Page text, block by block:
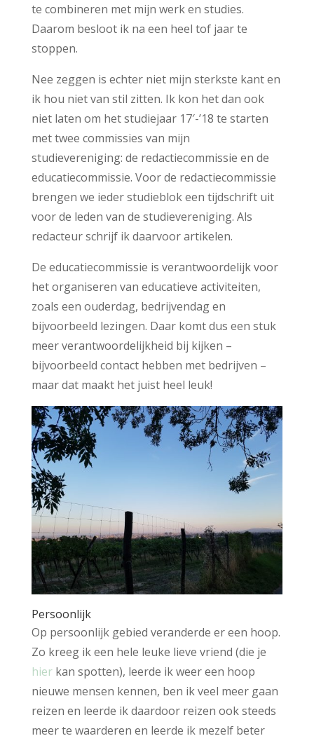
te combineren met mijn werk en studies.
Daarom besloot ik na een heel tof jaar te
stoppen.
Nee zeggen is echter niet mijn sterkste kant en
ik hou niet van stil zitten. Ik kon het dan ook
niet laten om het studiejaar 17′-’18 te starten
met twee commissies van mijn
studievereniging: de redactiecommissie en de
educatiecommissie. Voor de redactiecommissie
brengen we ieder studieblok een tijdschrift uit
voor de leden van de studievereniging. Als
redacteur schrijf ik daarvoor artikelen.
De educatiecommissie is verantwoordelijk voor
het organiseren van educatieve activiteiten,
zoals een ouderdag, bedrijvendag en
bijvoorbeeld lezingen. Daar komt dus een stuk
meer verantwoordelijkheid bij kijken –
bijvoorbeeld contact hebben met bedrijven –
maar dat maakt het juist heel leuk!
Persoonlijk
Op persoonlijk gebied veranderde er een hoop.
Zo kreeg ik een hele leuke lieve vriend (die je
hierkan spotten), leerde ik weer een hoop
nieuwe mensen kennen, ben ik veel meer gaan
reizen en leerde ik daardoor reizen ook steeds
meer te waarderen en leerde ik mezelf beter